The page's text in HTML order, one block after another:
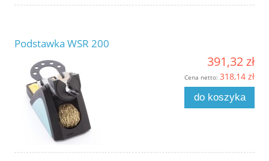
Podstawka WSR 200
391,32 zł
Cena netto: 318,14 zł
do koszyka